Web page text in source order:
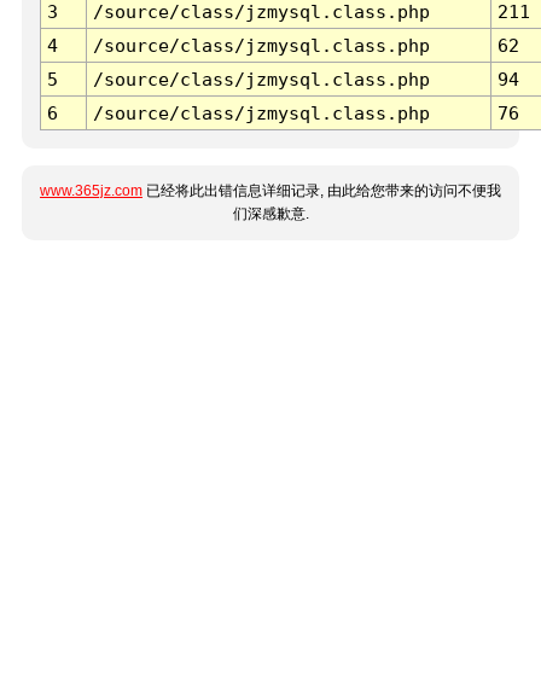
3 /source/class/jzmysql.class.php
211
4
/source/class/jzmysql.class.php
62
5
/source/class/jzmysql.class.php
94
6
/source/class/jzmysql.class.php 76
www.365jz.com 已经将此出错信息详细记录, 由此给您带来的访问不便我
们深感歉意.